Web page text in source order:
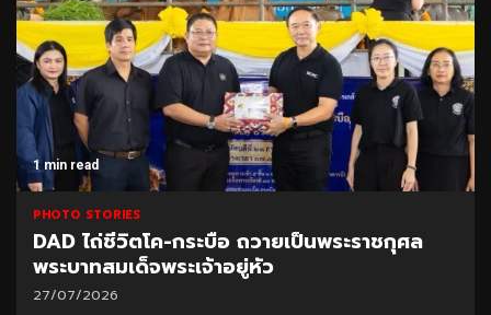
1 min read
PHOTO STORIES
DAD ไถ่ชีวิตโค-กระบือ ถวายเป็นพระราชกุศล
พระบาทสมเด็จพระเจ้าอยู่หัว
27/07/2026